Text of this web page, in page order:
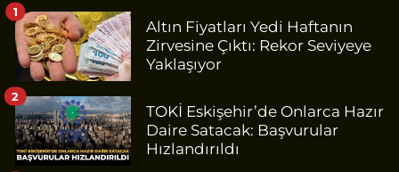
Altın Fiyatları Yedi Haftanın
Zirvesine Çıktı: Rekor Seviyeye
Yaklaşıyor
1
TOKİ Eskişehir’de Onlarca Hazır
Daire Satacak: Başvurular
Hızlandırıldı
2